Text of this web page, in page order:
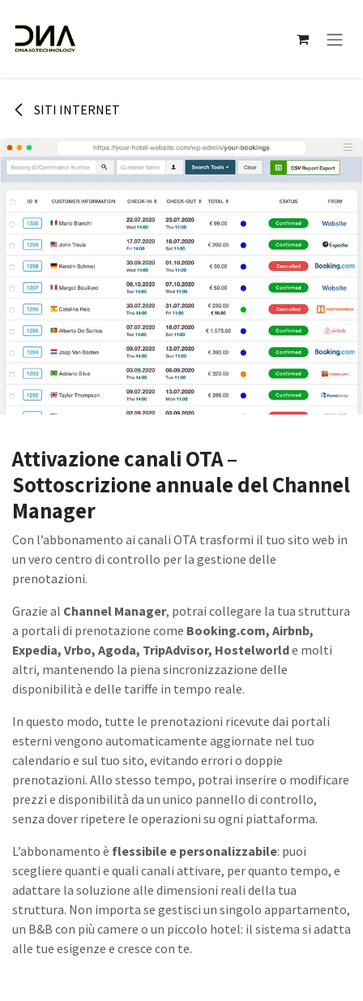
SITI INTERNET
Attivazione canali OTA –
Sottoscrizione annuale del Channel
Manager
Con l’abbonamento ai canali OTA trasformi il tuo sito web in
un vero centro di controllo per la gestione delle
prenotazioni.
Grazie al Channel Manager, potrai collegare la tua struttura
a portali di prenotazione come Booking.com, Airbnb,
Expedia, Vrbo, Agoda, TripAdvisor, Hostelworlde molti
altri, mantenendo la piena sincronizzazione delle
disponibilità e delle tariffe in tempo reale.
In questo modo, tutte le prenotazioni ricevute dai portali
esterni vengono automaticamente aggiornate nel tuo
calendario e sul tuo sito, evitando errori o doppie
prenotazioni. Allo stesso tempo, potrai inserire o modificare
prezzi e disponibilità da un unico pannello di controllo,
senza dover ripetere le operazioni su ogni piattaforma.
L’abbonamento è flessibile e personalizzabile: puoi
scegliere quanti e quali canali attivare, per quanto tempo, e
adattare la soluzione alle dimensioni reali della tua
struttura. Non importa se gestisci un singolo appartamento,
un B&B con più camere o un piccolo hotel: il sistema si adatta
alle tue esigenze e cresce con te.